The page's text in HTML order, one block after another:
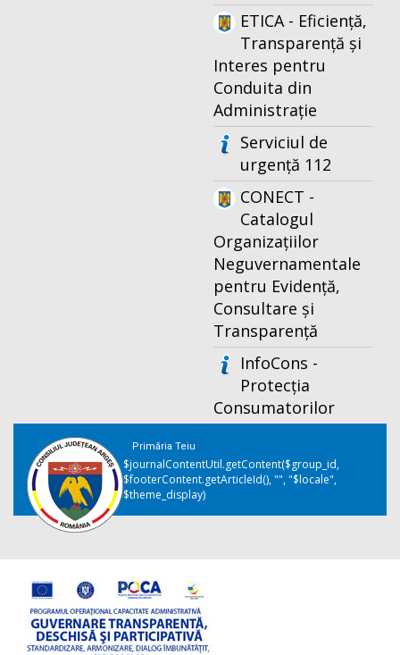
ETICA - Eficiență,
Transparență și
Interes pentru
Conduita din
Administrație
Serviciul de
urgență 112
CONECT -
Catalogul
Organizațiilor
Neguvernamentale
pentru Evidență,
Consultare și
Transparență
InfoCons -
Protecția
Consumatorilor
Primăria Teiu
$journalContentUtil.getContent($group_id,
$footerContent.getArticleId(), "", "$locale",
$theme_display)